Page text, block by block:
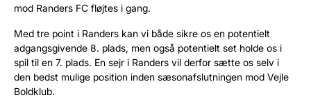
mod Randers FC fløjtes i gang.
Med tre point i Randers kan vi både sikre os en potentielt
adgangsgivende 8. plads, men også potentielt set holde os i
spil til en 7. plads. En sejr i Randers vil derfor sætte os selv i
den bedst mulige position inden sæsonafslutningen mod Vejle
Boldklub.